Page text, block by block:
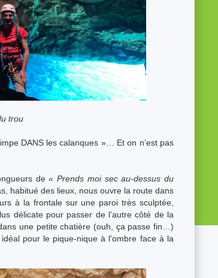
trou
DANS les calanques »… Et on n’est pas
de« Prends moi sec au-dessus du
habitué des lieux, nous ouvre la route dans
à la frontale sur une paroi très sculptée,
délicate pour passer de l’autre côté de la
une petite chatière (ouh, ça passe fin…)
pour le pique-nique à l’ombre face à la